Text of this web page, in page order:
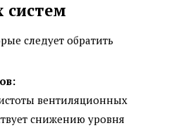
систем
следует обратить
вентиляционных
снижению уровня